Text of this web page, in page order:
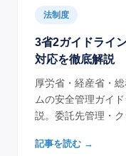
法制度
3省2ガイドライ
対応を徹底解説
厚労省・経産省・
ムの安全管理ガイ
説。委託先管理・
記事を読む →